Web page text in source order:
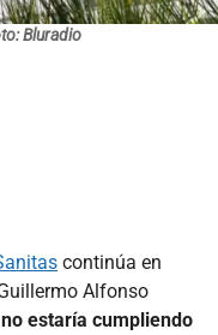
Bluradio
continúa en
Alfonso
estaría cumpliendo